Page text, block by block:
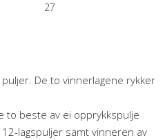
27
De to vinnerlagene rykker
to beste av ei opprykkspulje
lagspuljer samt vinneren av